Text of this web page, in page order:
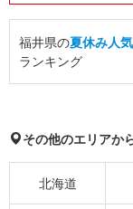
福井県の夏休み人
ランキング
その他のエリアか
北海道